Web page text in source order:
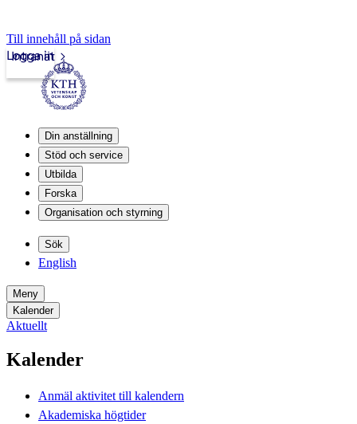
Till innehåll på sidan
Intranät
Logga in
Din anställning
Stöd och service
Utbilda
Forska
Organisation och styrning
Sök
English
Meny
Kalender
Aktuellt
Kalender
Anmäl aktivitet till kalendern
Akademiska högtider